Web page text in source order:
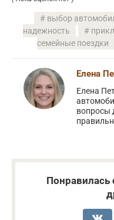
выбор
надежность
семейные поездки
Елена
Елена
вопросы
Понравилась